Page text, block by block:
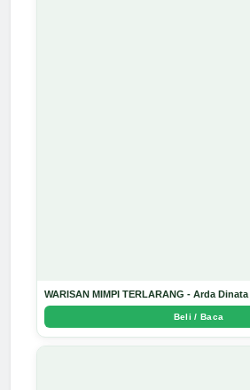
WARISAN MIMPI TERLARANG - Arda Dinata
Beli / Baca